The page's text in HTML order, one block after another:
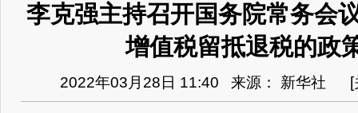
李克强主持召开国务院常务会
增值税留抵退税的政
2022年03月28日 11:40 来源： 新华社 [